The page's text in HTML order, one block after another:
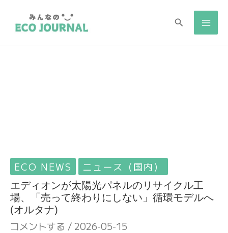
検
ECO NEWS ニュース（国内）
エディオンが太陽光パネルのリサイクル工
場、「売って終わりにしない」循環モデルへ
(オルタナ)
コメントする / 2026-05-15
索